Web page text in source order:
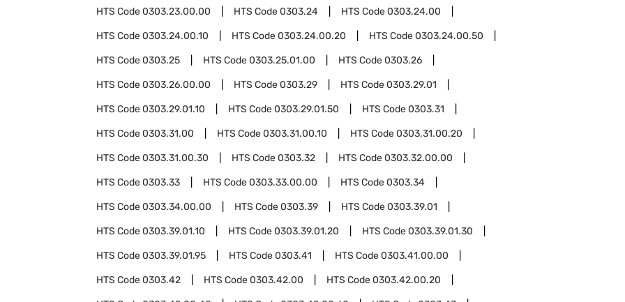
HTS Code0303.23.00.00 HTS Code0303.24 HTS Code0303.24.00
HTS Code0303.24.00.10 HTS Code0303.24.00.20 HTS Code0303.24.00.50
HTS Code0303.25 HTS Code0303.25.01.00 HTS Code0303.26
HTS Code0303.26.00.00 HTS Code0303.29 HTS Code0303.29.01
HTS Code0303.29.01.10 HTS Code0303.29.01.50 HTS Code0303.31
HTS Code0303.31.00 HTS Code0303.31.00.10 HTS Code0303.31.00.20
HTS Code0303.31.00.30 HTS Code0303.32 HTS Code0303.32.00.00
HTS Code0303.33 HTS Code0303.33.00.00 HTS Code0303.34
HTS Code0303.34.00.00 HTS Code0303.39 HTS Code0303.39.01
HTS Code0303.39.01.10 HTS Code0303.39.01.20 HTS Code0303.39.01.30
HTS Code0303.39.01.95 HTS Code0303.41 HTS Code0303.41.00.00
HTS Code0303.42 HTS Code0303.42.00 HTS Code0303.42.00.20